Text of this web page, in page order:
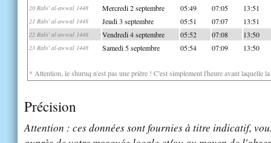
20 Rabi' al-awwal 1448 Mercredi 2 septembre 05:49 07:05 13:51
21 Rabi' al-awwal 1448 Jeudi 3 septembre 05:51 07:07 13:51
22 Rabi' al-awwal 1448 Vendredi 4 septembre 05:52 07:08 13:50
23 Rabi' al-awwal 1448 Samedi 5 septembre 05:54 07:09 13:50
* Attention, le shuruq n'est pas une prière ! C'est simplement l'heure avant laquelle
Précision
Attention : ces données sont fournies à titre indicatif,